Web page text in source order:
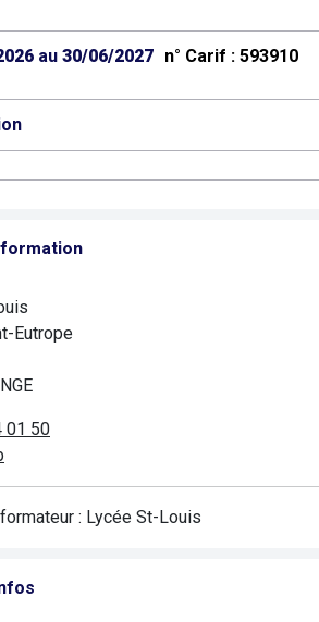
au 30/06/2027 n° Carif : 593910
Eutrope
01 50
: Lycée St-Louis